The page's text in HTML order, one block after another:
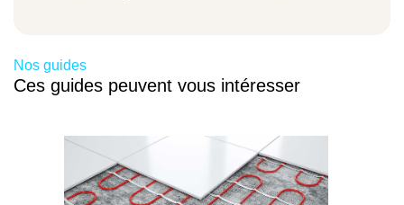
Nos guides
Ces guides peuvent vous intéresser